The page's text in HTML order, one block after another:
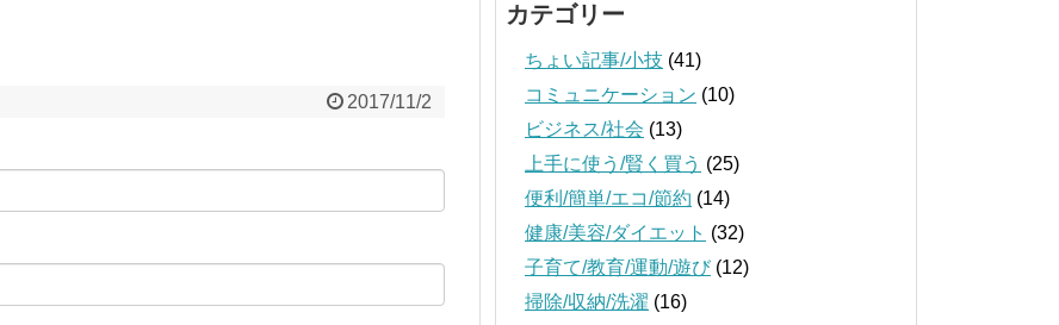
2017/11/2
カテゴリー
ちょい記事/小技 (41)
コミュニケーション (10)
ビジネス/社会 (13)
上手に使う/賢く買う (25)
便利/簡単/エコ/節約 (14)
健康/美容/ダイエット (32)
子育て/教育/運動/遊び(12)
掃除/収納/洗濯 (16)